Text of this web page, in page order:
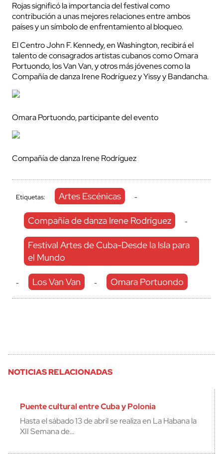
Rojas significó la importancia del festival como
contribución a unas mejores relaciones entre ambos
países y un símbolo de enfrentamiento al bloqueo.
El Centro John F. Kennedy, en Washington, recibirá el
talento de consagrados artistas cubanos como Omara
Portuondo, los Van Van, y otros más jóvenes como la
Compañía de danza Irene Rodríguez y Yissy y Bandancha.
Omara Portuondo, participante del evento
Compañía de danza Irene Rodríguez
Etiquetas: Artes Escénicas -
Compañía de danza Irene Rodríguez -
Festival Artes de Cuba-Desde la Isla para
el Mundo
- Los Van Van - Omara Portuondo
NOTICIAS RELACIONADAS
Puente cultural entre Cuba y Polonia
Hasta el sábado 13 de abril se realiza en La Habana la
XII Semana de…